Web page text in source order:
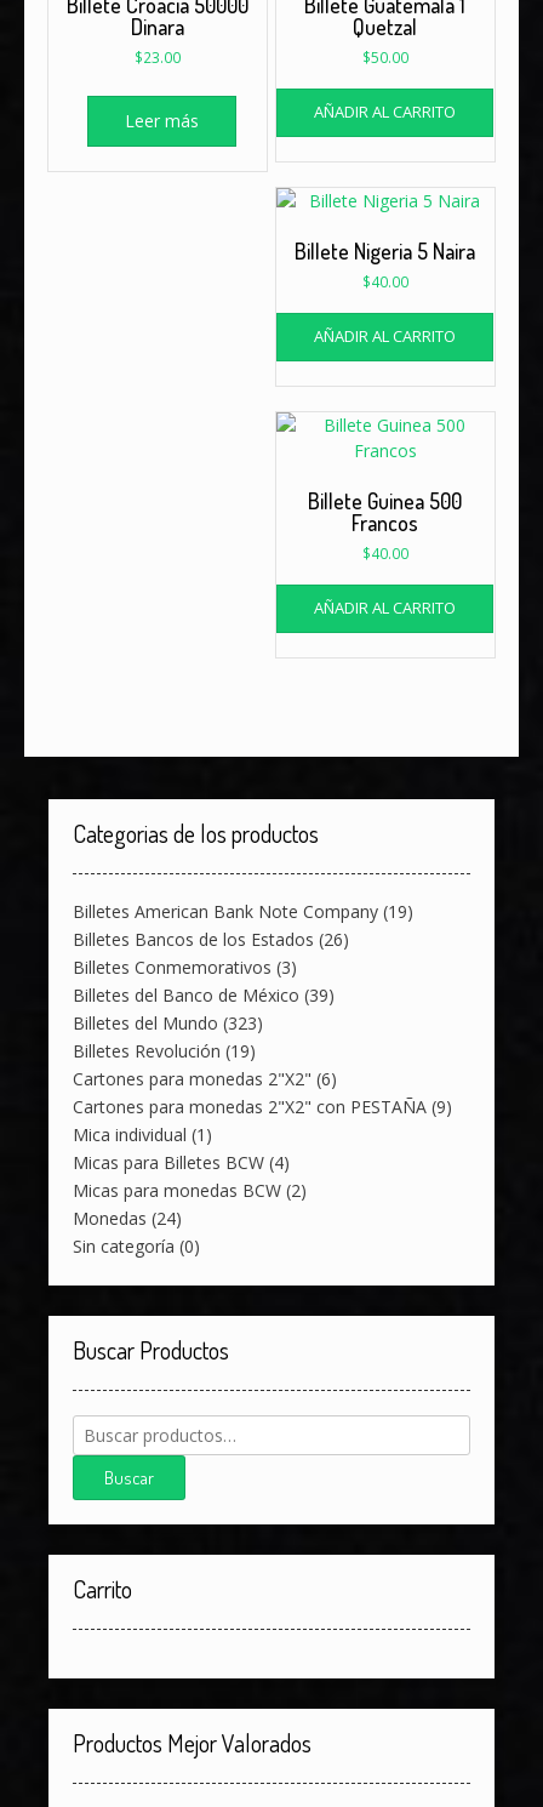
Dinara
$23.00
Leer más
Quetzal
$50.00
AÑADIR AL CARRITO
Billete Nigeria 5 Naira
$40.00
AÑADIR AL CARRITO
Billete Guinea 500
Francos
$40.00
AÑADIR AL CARRITO
Categorias de los productos
Billetes American Bank Note Company (19)
Billetes Bancos de los Estados (26)
Billetes Conmemorativos (3)
Billetes del Banco de México (39)
Billetes del Mundo (323)
Billetes Revolución (19)
Cartones para monedas 2"X2" (6)
Cartones para monedas 2"X2" con PESTAÑA (9)
Mica individual (1)
Micas para Billetes BCW (4)
Micas para monedas BCW (2)
Monedas (24)
Sin categoría (0)
Buscar Productos
Buscar
por:
Buscar
Carrito
Productos Mejor Valorados